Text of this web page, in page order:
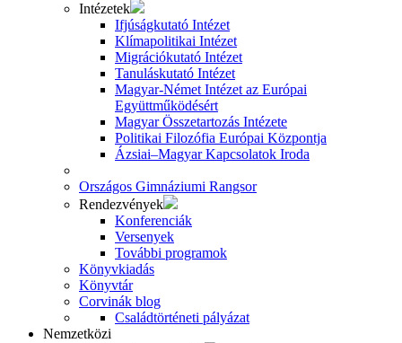
Intézetek
Ifjúságkutató Intézet
Klímapolitikai Intézet
Migrációkutató Intézet
Tanuláskutató Intézet
Magyar-Német Intézet az Európai
Együttműködésért
Magyar Összetartozás Intézete
Politikai Filozófia Európai Központja
Ázsiai–Magyar Kapcsolatok Iroda
Országos Gimnáziumi Rangsor
Rendezvények
Konferenciák
Versenyek
További programok
Könyvkiadás
Könyvtár
Corvinák blog
Családtörténeti pályázat
Nemzetközi